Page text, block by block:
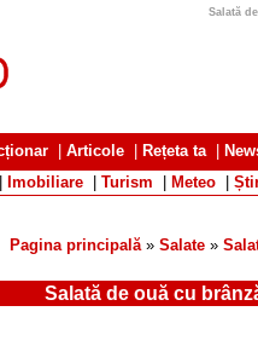
Salată
Articole Rețeta ta|
Imobiliare Turism Meteo
Pagina principală» Salate »
Salată de ouă cu